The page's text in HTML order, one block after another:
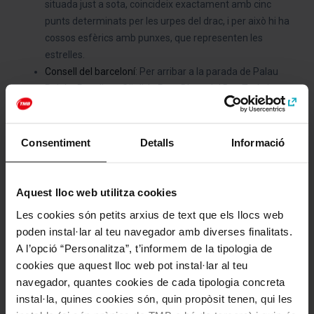
Consentiment Detalls Informació
Aquest lloc web utilitza cookies
Les cookies són petits arxius de text que els llocs web
poden instal·lar al teu navegador amb diverses finalitats.
A l’opció “Personalitza”, t’informem de la tipologia de
cookies que aquest lloc web pot instal·lar al teu
navegador, quantes cookies de cada tipologia concreta
instal·la, quines cookies són, quin propòsit tenen, qui les
situada just a sota, coincideix exactament amb cinc
punts determinats per les urpes del drac, i per això hi ha
cossos esfèrics amb punxes, que representen les
estrelles.
Consell del barceloní: Per arribar a la parada de Palau
Reial – Pavellons Güell, la Ruta Blava del Bus Turístic
baixa per l’avinguda de Pedralbes i passa per davant
molt atents!
Categories
Gaudí i Modernisme